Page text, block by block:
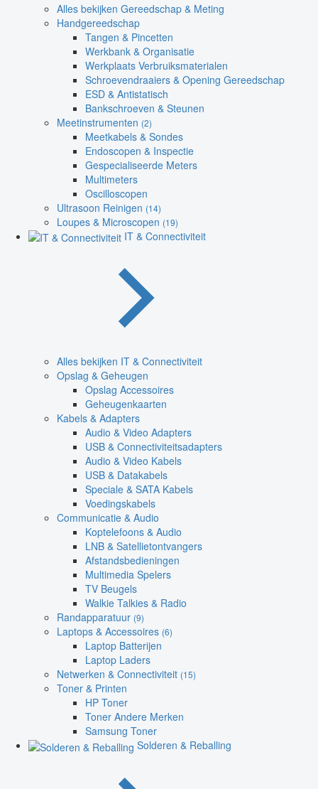
Alles bekijken Gereedschap & Meting
Handgereedschap
Tangen & Pincetten
Werkbank & Organisatie
Werkplaats Verbruiksmaterialen
Schroevendraaiers & Opening Gereedschap
ESD & Antistatisch
Bankschroeven & Steunen
Meetinstrumenten (2)
Meetkabels & Sondes
Endoscopen & Inspectie
Gespecialiseerde Meters
Multimeters
Oscilloscopen
Ultrasoon Reinigen (14)
Loupes & Microscopen (19)
IT & Connectiviteit
Alles bekijken IT & Connectiviteit
Opslag & Geheugen
Opslag Accessoires
Geheugenkaarten
Kabels & Adapters
Audio & Video Adapters
USB & Connectiviteitsadapters
Audio & Video Kabels
USB & Datakabels
Speciale & SATA Kabels
Voedingskabels
Communicatie & Audio
Koptelefoons & Audio
LNB & Satellietontvangers
Afstandsbedieningen
Multimedia Spelers
TV Beugels
Walkie Talkies & Radio
Randapparatuur (9)
Laptops & Accessoires (6)
Laptop Batterijen
Laptop Laders
Netwerken & Connectiviteit (15)
Toner & Printen
HP Toner
Toner Andere Merken
Samsung Toner
Solderen & Reballing